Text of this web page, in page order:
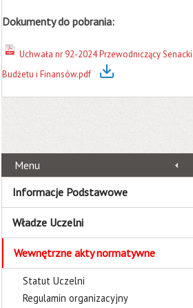
Dokumenty do pobrania:
Uchwała nr 92-2024 Przewodniczący
Budżetu i Finansów.pdf
Menu
Informacje Podstawowe
Władze Uczelni
Wewnętrzne akty normatywne
Statut Uczelni
Regulamin organizacyjny